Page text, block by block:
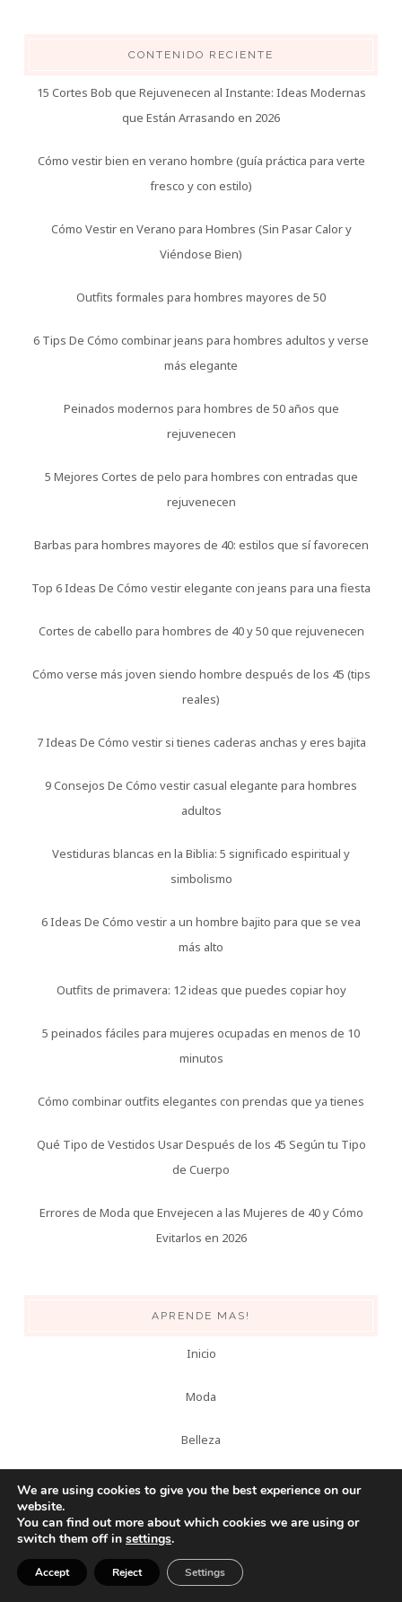
CONTENIDO RECIENTE
15 Cortes Bob que Rejuvenecen al Instante: Ideas Modernas
que Están Arrasando en 2026
Cómo vestir bien en verano hombre (guía práctica para verte
fresco y con estilo)
Cómo Vestir en Verano para Hombres (Sin Pasar Calor y
Viéndose Bien)
Outfits formales para hombres mayores de 50
6 Tips De Cómo combinar jeans para hombres adultos y verse
más elegante
Peinados modernos para hombres de 50 años que
rejuvenecen
5 Mejores Cortes de pelo para hombres con entradas que
rejuvenecen
Barbas para hombres mayores de 40: estilos que sí favorecen
Top 6 Ideas De Cómo vestir elegante con jeans para una fiesta
Cortes de cabello para hombres de 40 y 50 que rejuvenecen
Cómo verse más joven siendo hombre después de los 45 (tips
reales)
7 Ideas De Cómo vestir si tienes caderas anchas y eres bajita
9 Consejos De Cómo vestir casual elegante para hombres
adultos
Vestiduras blancas en la Biblia: 5 significado espiritual y
simbolismo
6 Ideas De Cómo vestir a un hombre bajito para que se vea
más alto
Outfits de primavera: 12 ideas que puedes copiar hoy
5 peinados fáciles para mujeres ocupadas en menos de 10
minutos
Cómo combinar outfits elegantes con prendas que ya tienes
Qué Tipo de Vestidos Usar Después de los 45 Según tu Tipo
de Cuerpo
Errores de Moda que Envejecen a las Mujeres de 40 y Cómo
Evitarlos en 2026
APRENDE MAS!
Inicio
Moda
Belleza
Hombres
Salud
Hogar
We are using cookies to give you the best experience on our
website.
You can find out more about which cookies we are using or
switch them off in settings.
Accept Reject Settings